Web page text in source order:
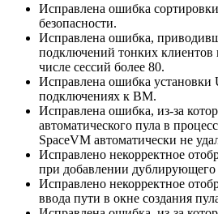
Исправлена ошибка
безопасности.
Исправлена ошибка,
подключений тонких
числе сессий более 80.
Исправлена ошибка установки
подключениях к ВМ.
Исправлена ошибка, из-за
автоматического пула в
SpaceVM автоматически не
Исправлено некорректное
при добавлении дублирующего
Исправлено некорректное
ввода пути в окне создания